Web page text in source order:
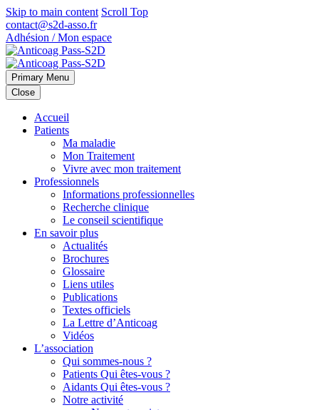
Skip to main content Scroll Top
contact@s2d-asso.fr
Adhésion / Mon espace
Primary Menu
Close
Accueil
Patients
Ma maladie
Mon Traitement
Vivre avec mon traitement
Professionnels
Informations professionnelles
Recherche clinique
Le conseil scientifique
En savoir plus
Actualités
Brochures
Glossaire
Liens utiles
Publications
Textes officiels
La Lettre d’Anticoag
Vidéos
L’association
Qui sommes-nous ?
Patients Qui êtes-vous ?
Aidants Qui êtes-vous ?
Notre activité